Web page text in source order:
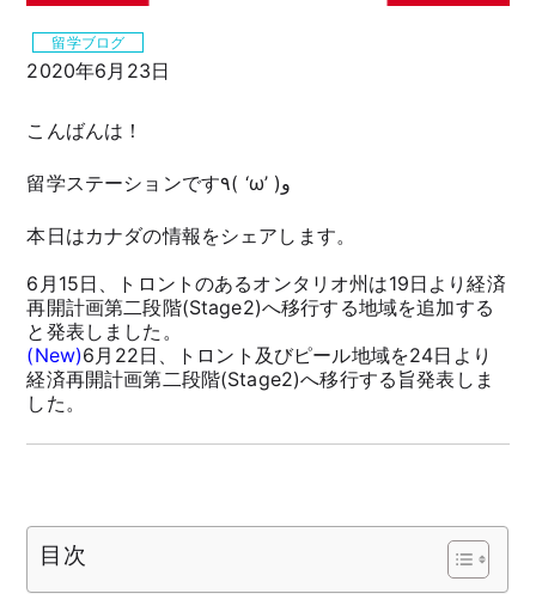
留学ブログ
2020年6月23日
こんばんは！
留学ステーションです٩( ‘ω’ )و
本日はカナダの情報をシェアします。
6月15日、トロントのあるオンタリオ州は19日より経済
再開計画第二段階(Stage2)へ移行する地域を追加する
と発表しました。
(New)6月22日、トロント及びピール地域を24日より
経済再開計画第二段階(Stage2)へ移行する旨発表しま
した。
目次